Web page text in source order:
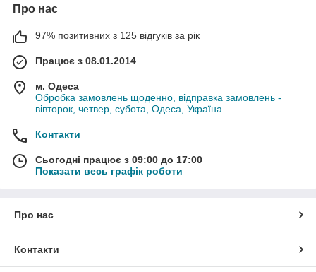
Про нас
97% позитивних з 125 відгуків за рік
Працює з 08.01.2014
м. Одеса
Обробка замовлень щоденно, відправка замовлень -
вівторок, четвер, субота, Одеса, Україна
Контакти
Сьогодні працює з 09:00 до 17:00
Показати весь графік роботи
Про нас
Контакти